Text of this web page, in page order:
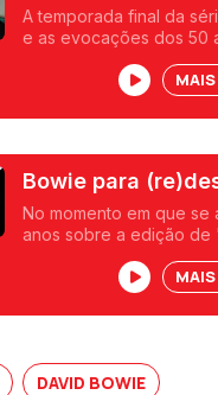
de Bowie
A temporada final da
e as evocações dos 50
David Bowie são temas
desta semana.
Bowie para
No momento em que se
anos sobre a edição de
algumas canções de
ficaram mais distantes
DAVID BOWIE